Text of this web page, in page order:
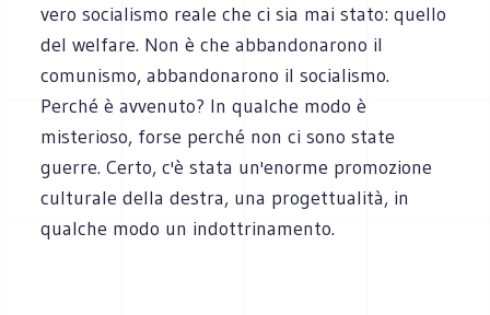
vero socialismo reale che ci sia mai stato: quello
del welfare. Non è che abbandonarono il
comunismo, abbandonarono il socialismo.
Perché è avvenuto? In qualche modo è
misterioso, forse perché non ci sono state
guerre. Certo, c'è stata un'enorme promozione
culturale della destra, una progettualità, in
qualche modo un indottrinamento.